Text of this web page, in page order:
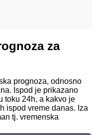
za
prognoza, odnosno
Ispod je prikazano
toku 24h, a kakvo je
ispod vreme danas. Iza
tj. vremenska